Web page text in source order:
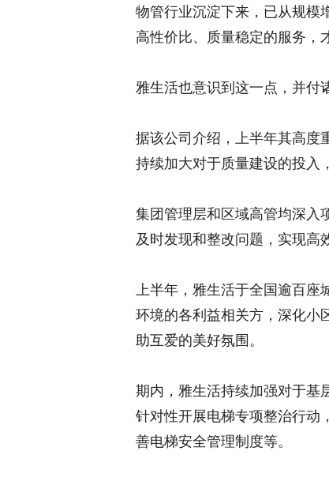
物管行业沉淀下来，已从规模
高性价比、质量稳定的服务，
雅生活也意识到这一点，并付
据该公司介绍，上半年其高度
持续加大对于质量建设的投入
集团管理层和区域高管均深入
及时发现和整改问题，实现高
上半年，雅生活于全国逾百座
环境的各利益相关方，深化小
助互爱的美好氛围。
期内，雅生活持续加强对于基
针对性开展电梯专项整治行动
善电梯安全管理制度等。